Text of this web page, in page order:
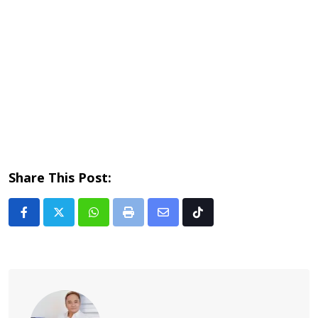
Share This Post:
Whatsapp
Print
Share Tiktok